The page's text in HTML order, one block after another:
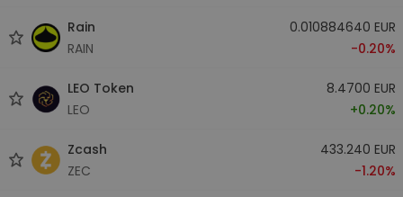
Rain
RAIN
0.010884640 EUR
-0.20%
LEO Token
LEO
8.4700 EUR
+0.20%
Zcash
ZEC
433.240 EUR
-1.20%